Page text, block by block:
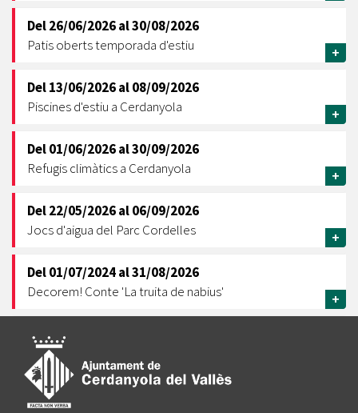
Del26/06/2026al30/08/2026
Patis oberts temporada d'estiu
+
Del13/06/2026al08/09/2026
Piscines d'estiu a Cerdanyola
+
Del01/06/2026al30/09/2026
Refugis climàtics a Cerdanyola
+
Del22/05/2026al06/09/2026
Jocs d'aigua del Parc Cordelles
+
Del01/07/2024al31/08/2026
Decorem! Conte 'La truita de nabius'
+